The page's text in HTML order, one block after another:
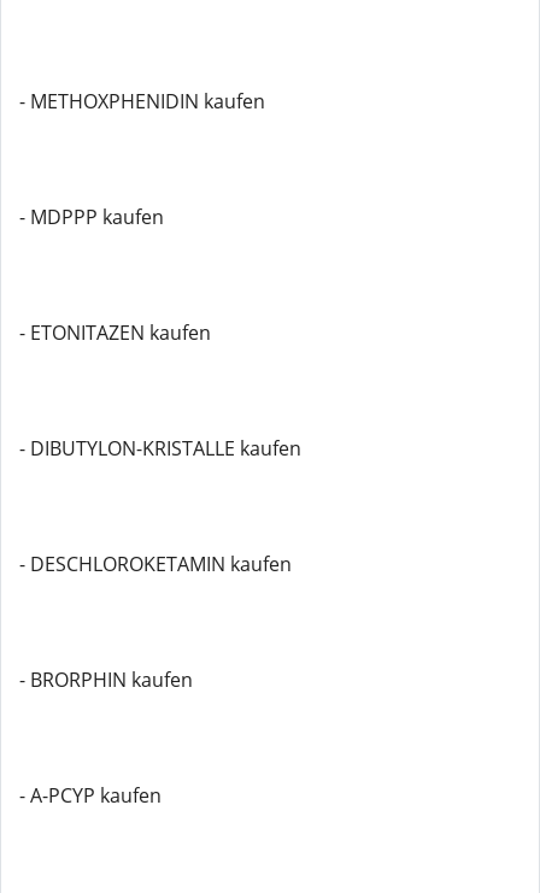
- METHOXPHENIDIN kaufen
- MDPPP kaufen
- ETONITAZEN kaufen
- DIBUTYLON-KRISTALLE kaufen
- DESCHLOROKETAMIN kaufen
- BRORPHIN kaufen
- A-PCYP kaufen